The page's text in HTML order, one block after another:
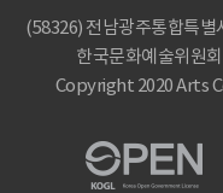
(58326) 전남광주통합특별
한국문화예술위원회
Copyright 2020 Arts